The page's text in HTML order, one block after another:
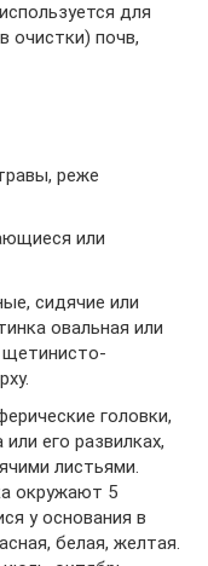
для
очистки) почв,
реже
или
сидячие или
овальная или
щетинисто-
головки,
его развилках,
листьями.
окружают 5
у основания в
белая, желтая.